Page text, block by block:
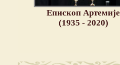
Епископ Артемије
(1935 - 2020)